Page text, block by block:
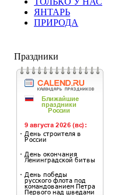
ЯНТАРЬ
ПРИРОДА
Праздники